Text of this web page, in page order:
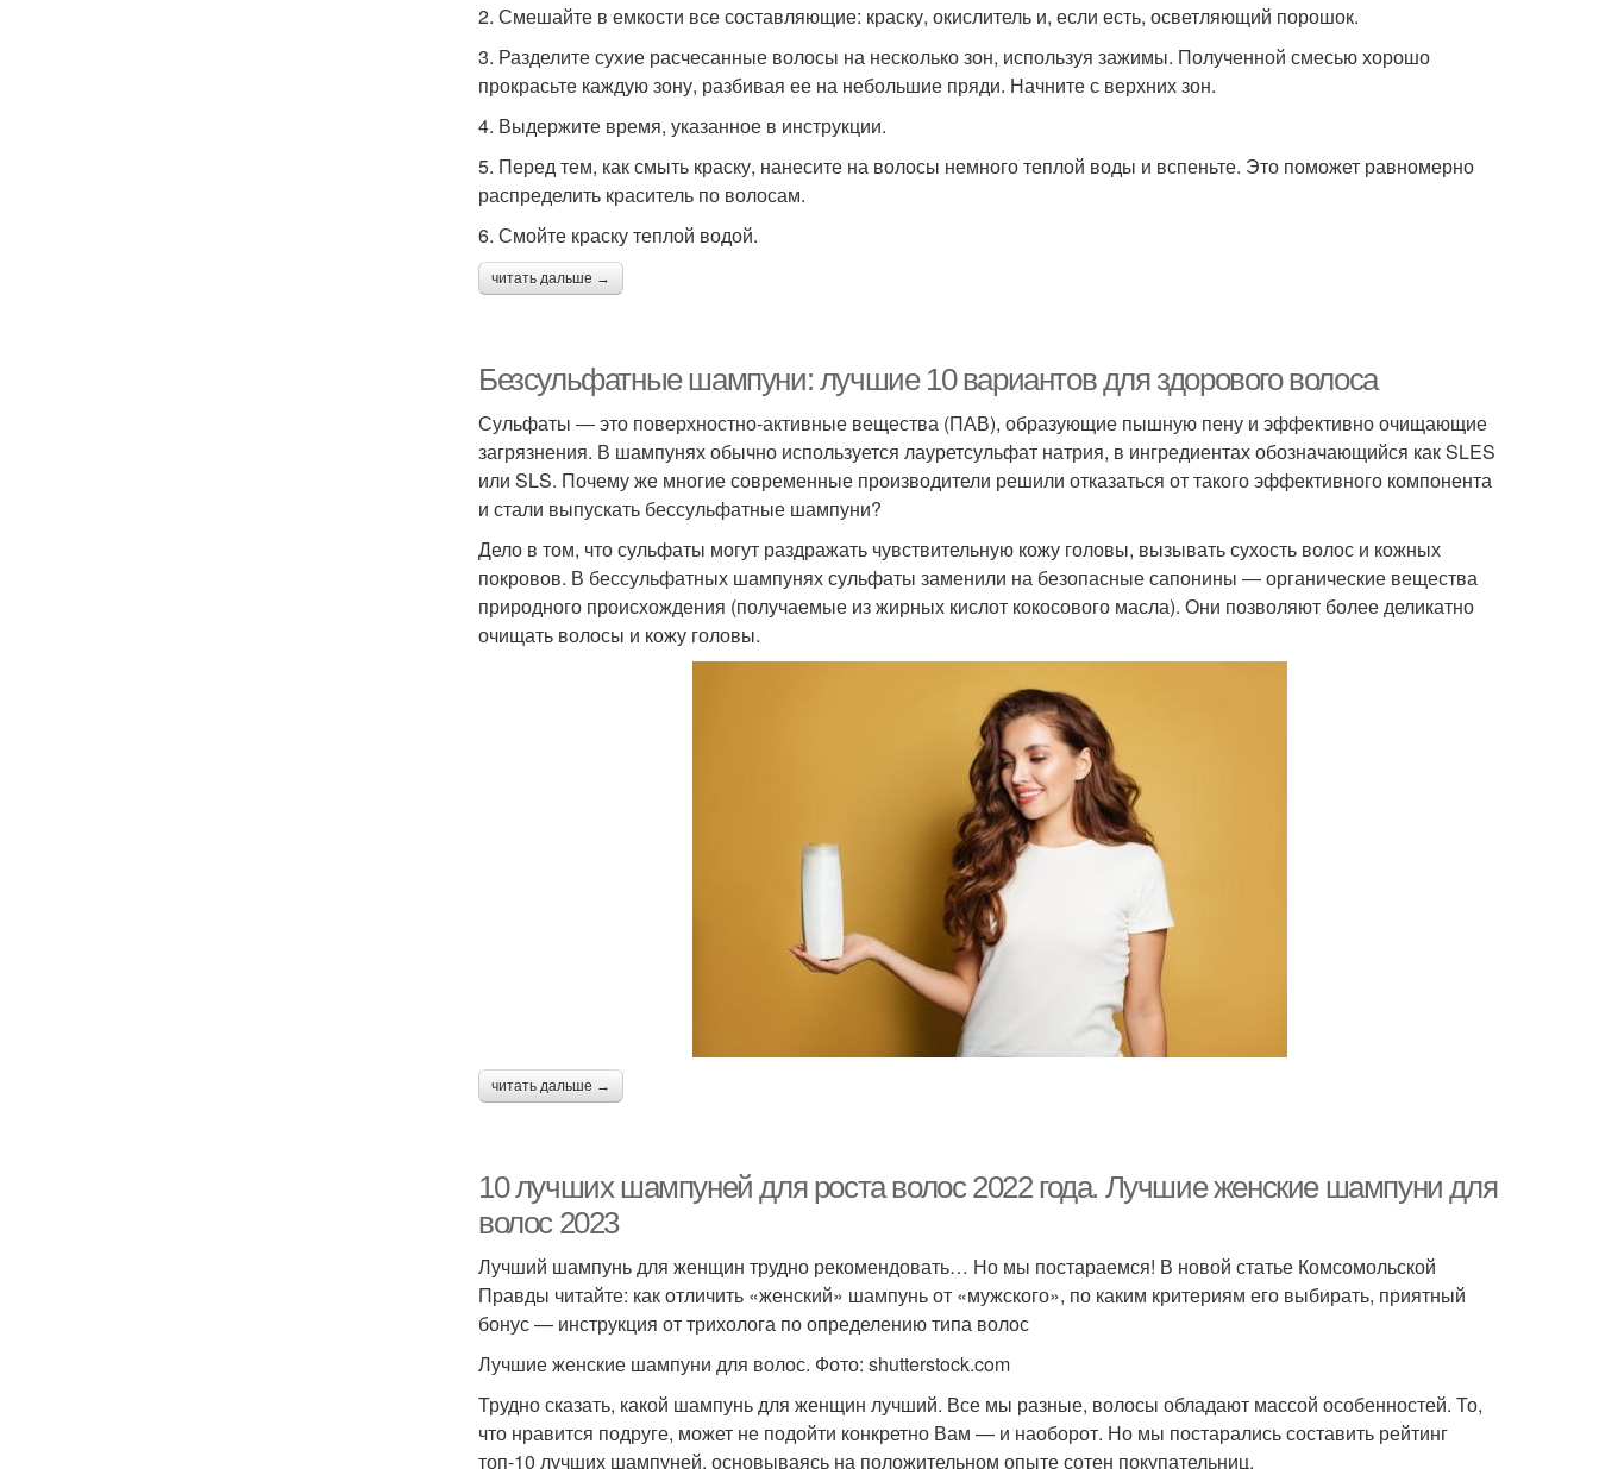
2. Смешайте в емкости все составляющие: краску, окислитель и, если есть, осветляющий порошок.
3. Разделите сухие расчесанные волосы на несколько зон, используя зажимы. Полученной смесью хорошо
прокрасьте каждую зону, разбивая ее на небольшие пряди. Начните с верхних зон.
4. Выдержите время, указанное в инструкции.
5. Перед тем, как смыть краску, нанесите на волосы немного теплой воды и вспеньте. Это поможет равномерно
распределить краситель по волосам.
6. Смойте краску теплой водой.
читать дальше →
Безсульфатные шампуни: лучшие 10 вариантов для здорового волоса
Сульфаты ― это поверхностно-активные вещества (ПАВ), образующие пышную пену и эффективно очищающие
загрязнения. В шампунях обычно используется лауретсульфат натрия, в ингредиентах обозначающийся как SLES
или SLS. Почему же многие современные производители решили отказаться от такого эффективного компонента
и стали выпускать бессульфатные шампуни?
Дело в том, что сульфаты могут раздражать чувствительную кожу головы, вызывать сухость волос и кожных
покровов. В бессульфатных шампунях сульфаты заменили на безопасные сапонины ― органические вещества
природного происхождения (получаемые из жирных кислот кокосового масла). Они позволяют более деликатно
очищать волосы и кожу головы.
читать дальше →
10 лучших шампуней для роста волос 2022 года. Лучшие женские шампуни для
волос 2023
Лучший шампунь для женщин трудно рекомендовать… Но мы постараемся! В новой статье Комсомольской
Правды читайте: как отличить «женский» шампунь от «мужского», по каким критериям его выбирать, приятный
бонус — инструкция от трихолога по определению типа волос
Лучшие женские шампуни для волос. Фото: shutterstock.com
Трудно сказать, какой шампунь для женщин лучший. Все мы разные, волосы обладают массой особенностей. То,
что нравится подруге, может не подойти конкретно Вам — и наоборот. Но мы постарались составить рейтинг
топ-10 лучших шампуней, основываясь на положительном опыте сотен покупательниц.